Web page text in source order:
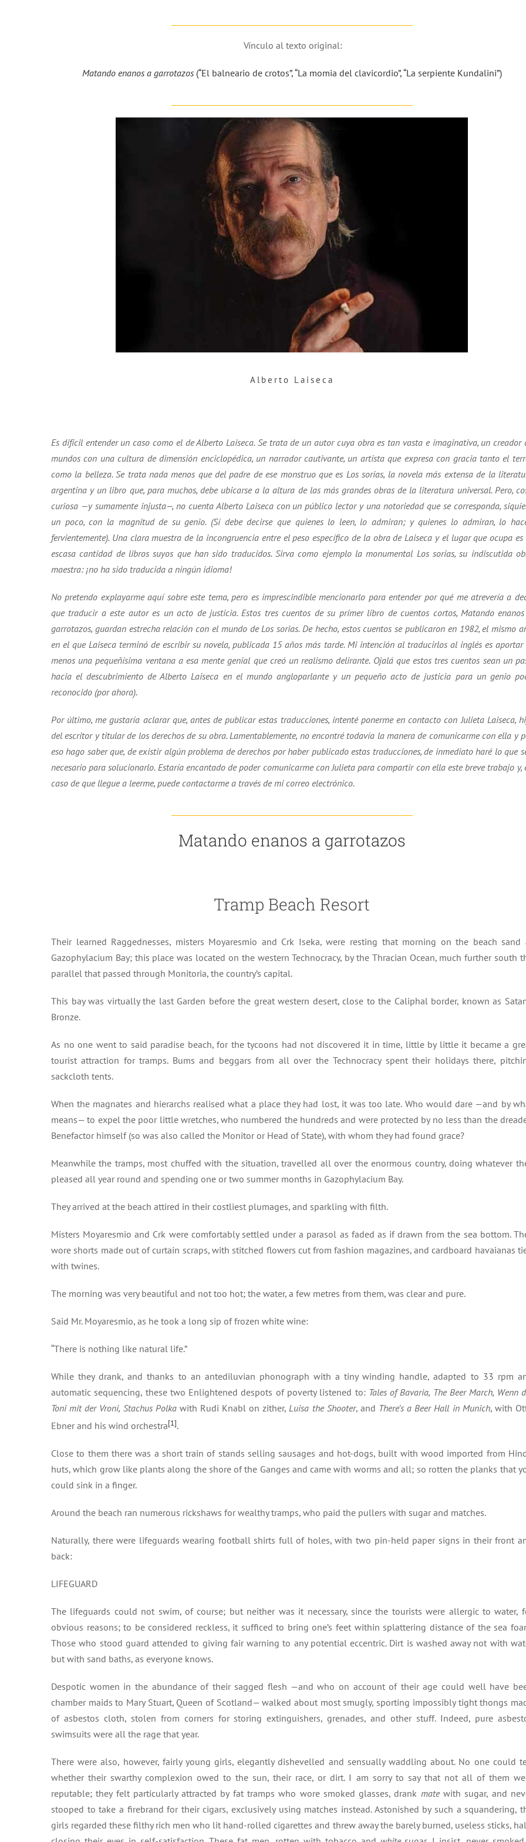
Vínculo al texto original:
Matando enanos a garrotazos(“El balneario de crotos”, “La momia del clavicordio”, “La serpiente Kundalini”)
Alberto Laiseca
Es difícil entender un caso como el de Alberto Laiseca. Se trata de un autor cuya obra es tan vasta e imaginativa, un creador
mundos con una cultura de dimensión enciclopédica, un narrador cautivante, un artista que expresa con gracia tanto el
como la belleza. Se trata nada menos que del padre de ese monstruo que es Los sorias, la novela más extensa de la
argentina y un libro que, para muchos, debe ubicarse a la altura de las más grandes obras de la literatura universal. Pero,
curiosa —y sumamente injusta—, no cuenta Alberto Laiseca con un público lector y una notoriedad que se corresponda,
un poco, con la magnitud de su genio. (Sí debe decirse que quienes lo leen, lo admiran; y quienes lo admiran, lo
fervientemente). Una clara muestra de la incongruencia entre el peso específico de la obra de Laiseca y el lugar que ocupa
escasa cantidad de libros suyos que han sido traducidos. Sirva como ejemplo la monumental Los sorias, su indiscutida
maestra: ¡no ha sido traducida a ningún idioma!
No pretendo explayarme aquí sobre este tema, pero es imprescindible mencionarlo para entender por qué me atrevería a
que traducir a este autor es un acto de justicia. Estos tres cuentos de su primer libro de cuentos cortos, Matando
garrotazos, guardan estrecha relación con el mundo de Los sorias. De hecho, estos cuentos se publicaron en 1982, el mismo
en el que Laiseca terminó de escribir su novela, publicada 15 años más tarde. Mi intención al traducirlos al inglés es aportar
menos una pequeñísima ventana a esa mente genial que creó un realismo delirante. Ojalá que estos tres cuentos sean un
hacia el descubrimiento de Alberto Laiseca en el mundo angloparlante y un pequeño acto de justicia para un genio
reconocido (por ahora).
Por último, me gustaría aclarar que, antes de publicar estas traducciones, intenté ponerme en contacto con Julieta Laiseca,
del escritor y titular de los derechos de su obra. Lamentablemente, no encontré todavía la manera de comunicarme con ella y
eso hago saber que, de existir algún problema de derechos por haber publicado estas traducciones, de inmediato haré lo que
necesario para solucionarlo. Estaría encantado de poder comunicarme con Julieta para compartir con ella este breve trabajo y,
caso de que llegue a leerme, puede contactarme a través de mi correo electrónico.
Matando enanos a garrotazos
Tramp Beach Resort
Their learned Raggednesses, misters Moyaresmio and Crk Iseka, were resting that morning on the beach sand
Gazophylacium Bay; this place was located on the western Technocracy, by the Thracian Ocean, much further south
parallel that passed through Monitoria, the country’s capital.
This bay was virtually the last Garden before the great western desert, close to the Caliphal border, known as
Bronze.
As no one went to said paradise beach, for the tycoons had not discovered it in time, little by little it became a
tourist attraction for tramps. Bums and beggars from all over the Technocracy spent their holidays there,
sackcloth tents.
When the magnates and hierarchs realised what a place they had lost, it was too late. Who would dare —and by
means— to expel the poor little wretches, who numbered the hundreds and were protected by no less than the
Benefactor himself (so was also called the Monitor or Head of State), with whom they had found grace?
Meanwhile the tramps, most chuffed with the situation, travelled all over the enormous country, doing whatever
pleased all year round and spending one or two summer months in Gazophylacium Bay.
They arrived at the beach attired in their costliest plumages, and sparkling with filth.
Misters Moyaresmio and Crk were comfortably settled under a parasol as faded as if drawn from the sea bottom.
wore shorts made out of curtain scraps, with stitched flowers cut from fashion magazines, and cardboard havaianas
with twines.
The morning was very beautiful and not too hot; the water, a few metres from them, was clear and pure.
Said Mr. Moyaresmio, as he took a long sip of frozen white wine:
“There is nothing like natural life.”
While they drank, and thanks to an antediluvian phonograph with a tiny winding handle, adapted to 33 rpm
automatic sequencing, these two Enlightened despots of poverty listened to: Tales of Bavaria, The Beer March, Wenn
Toni mit der Vroni, Stachus Polkawith Rudi Knabl on zither, Luisa the Shooter, and There’s a Beer Hall in Munich, with
Ebner and his wind orchestra[1].
Close to them there was a short train of stands selling sausages and hot-dogs, built with wood imported from
huts, which grow like plants along the shore of the Ganges and came with worms and all; so rotten the planks that
could sink in a finger.
Around the beach ran numerous rickshaws for wealthy tramps, who paid the pullers with sugar and matches.
Naturally, there were lifeguards wearing football shirts full of holes, with two pin-held paper signs in their front
back:
LIFEGUARD
The lifeguards could not swim, of course; but neither was it necessary, since the tourists were allergic to water,
obvious reasons; to be considered reckless, it sufficed to bring one’s feet within splattering distance of the sea
Those who stood guard attended to giving fair warning to any potential eccentric. Dirt is washed away not with
but with sand baths, as everyone knows.
Despotic women in the abundance of their sagged flesh —and who on account of their age could well have
chamber maids to Mary Stuart, Queen of Scotland— walked about most smugly, sporting impossibly tight thongs
of asbestos cloth, stolen from corners for storing extinguishers, grenades, and other stuff. Indeed, pure
swimsuits were all the rage that year.
There were also, however, fairly young girls, elegantly dishevelled and sensually waddling about. No one could
whether their swarthy complexion owed to the sun, their race, or dirt. I am sorry to say that not all of them
reputable; they felt particularly attracted by fat tramps who wore smoked glasses, drank matewith sugar, and
stooped to take a firebrand for their cigars, exclusively using matches instead. Astonished by such a squandering,
girls regarded these filthy rich men who lit hand-rolled cigarettes and threw away the barely burned, useless sticks,